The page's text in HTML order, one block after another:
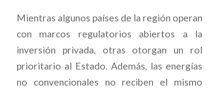
Mientras algunos países de la región operan
con marcos regulatorios abiertos a la
inversión privada, otras otorgan un rol
prioritario al Estado. Además, las energías
no convencionales no reciben el mismo